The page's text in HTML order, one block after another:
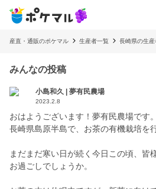
産直・通販のポケマル 生産者一覧 長崎県の生産
みんなの投稿
小島和久 | 夢有民農場
2023.2.8
おはようございます！夢有民農場です。
長崎県島原半島で、お茶の有機栽培を
まだまだ寒い日が続く今日この頃、皆
お過ごしでしょうか。